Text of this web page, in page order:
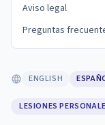
Aviso legal
Preguntas
ENGLISH
LESIONES